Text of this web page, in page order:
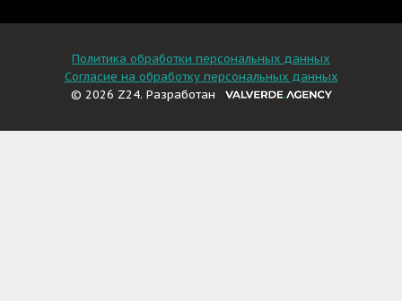
Политика обработки персональных данных
Согласие на обработку персональных данных
© 2026 Z24. Разработан